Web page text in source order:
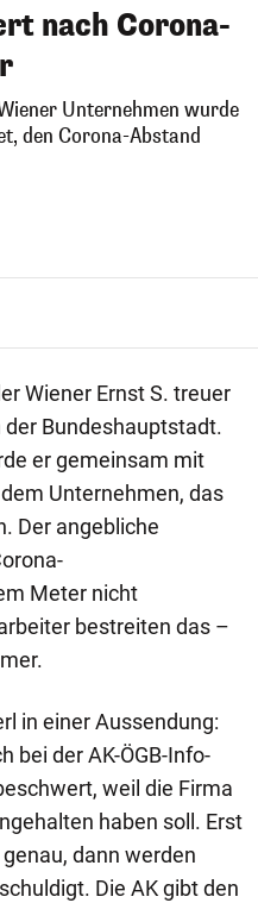
nach Corona-
Unternehmen wurde
den Corona-Abstand
Wiener Ernst S. treuer
Bundeshauptstadt.
er gemeinsam mit
Unternehmen, das
Der angebliche
Meter nicht
bestreiten das –
in einer Aussendung:
bei der AK-ÖGB-Info-
weil die Firma
haben soll. Erst
dann werden
Die AK gibt den